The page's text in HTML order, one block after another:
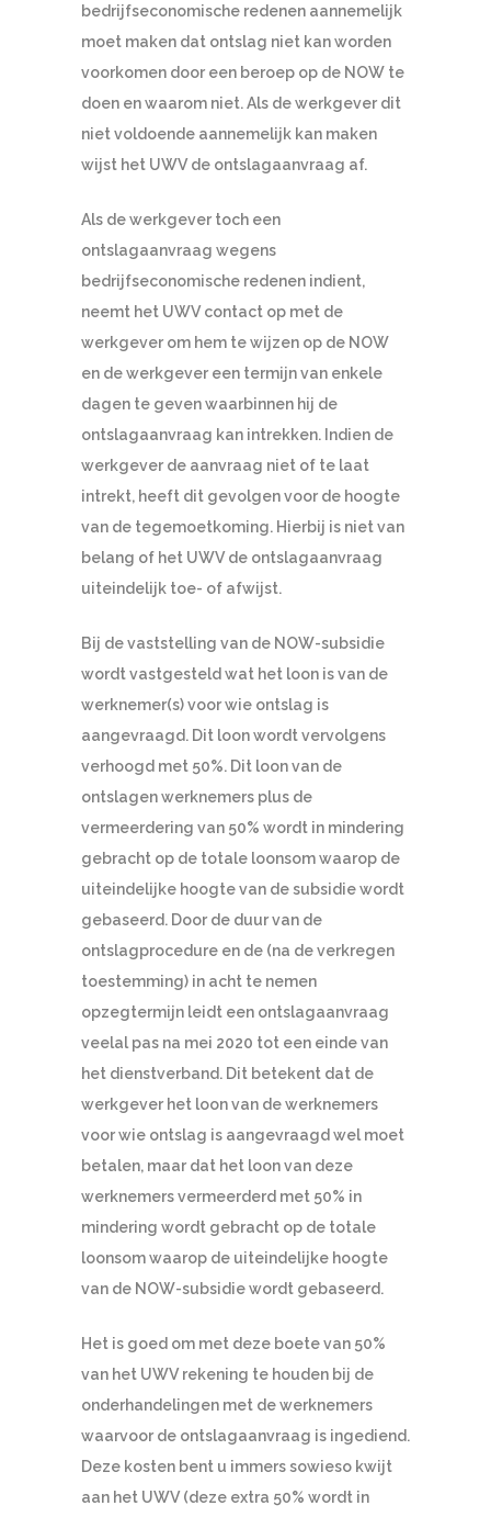
bedrijfseconomische redenen aannemelijk
moet maken dat ontslag niet kan worden
voorkomen door een beroep op de NOW te
doen en waarom niet. Als de werkgever dit
niet voldoende aannemelijk kan maken
wijst het UWV de ontslagaanvraag af.
Als de werkgever toch een
ontslagaanvraag wegens
bedrijfseconomische redenen indient,
neemt het UWV contact op met de
werkgever om hem te wijzen op de NOW
en de werkgever een termijn van enkele
dagen te geven waarbinnen hij de
ontslagaanvraag kan intrekken. Indien de
werkgever de aanvraag niet of te laat
intrekt, heeft dit gevolgen voor de hoogte
van de tegemoetkoming. Hierbij is niet van
belang of het UWV de ontslagaanvraag
uiteindelijk toe- of afwijst.
Bij de vaststelling van de NOW-subsidie
wordt vastgesteld wat het loon is van de
werknemer(s) voor wie ontslag is
aangevraagd. Dit loon wordt vervolgens
verhoogd met 50%. Dit loon van de
ontslagen werknemers plus de
vermeerdering van 50% wordt in mindering
gebracht op de totale loonsom waarop de
uiteindelijke hoogte van de subsidie wordt
gebaseerd. Door de duur van de
ontslagprocedure en de (na de verkregen
toestemming) in acht te nemen
opzegtermijn leidt een ontslagaanvraag
veelal pas na mei 2020 tot een einde van
het dienstverband. Dit betekent dat de
werkgever het loon van de werknemers
voor wie ontslag is aangevraagd wel moet
betalen, maar dat het loon van deze
werknemers vermeerderd met 50% in
mindering wordt gebracht op de totale
loonsom waarop de uiteindelijke hoogte
van de NOW-subsidie wordt gebaseerd.
Het is goed om met deze boete van 50%
van het UWV rekening te houden bij de
onderhandelingen met de werknemers
waarvoor de ontslagaanvraag is ingediend.
Deze kosten bent u immers sowieso kwijt
aan het UWV (deze extra 50% wordt in